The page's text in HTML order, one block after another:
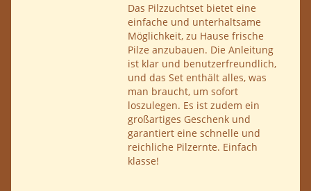
Das Pilzzuchtset bietet eine
einfache und unterhaltsame
Möglichkeit, zu Hause frische
Pilze anzubauen. Die Anleitung
ist klar und benutzerfreundlich,
und das Set enthält alles, was
man braucht, um sofort
loszulegen. Es ist zudem ein
großartiges Geschenk und
garantiert eine schnelle und
reichliche Pilzernte. Einfach
klasse!